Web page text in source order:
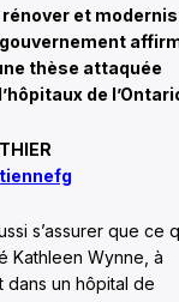
et
thèse attaquée
de
s’assurer que ce
Kathleen Wynne, à
dans un hôpital de